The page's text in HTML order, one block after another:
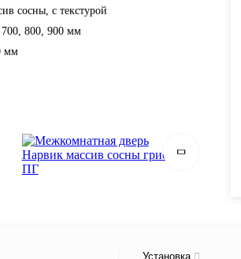
сосны, с текстурой
800, 900 мм
мм
Установка